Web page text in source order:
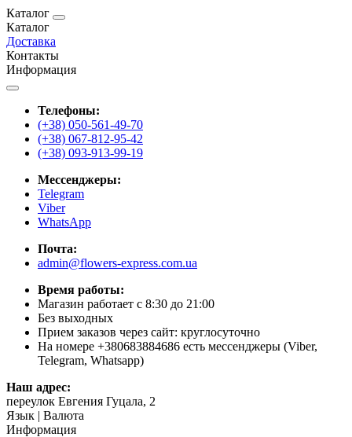
Каталог
Каталог
Доставка
Контакты
Информация
Телефоны:
(+38) 050-561-49-70
(+38) 067-812-95-42
(+38) 093-913-99-19
Мессенджеры:
Telegram
Viber
WhatsApp
Почта:
admin@flowers-express.com.ua
Время работы:
Магазин работает с 8:30 до 21:00
Без выходных
Прием заказов через сайт: круглосуточно
На номере +380683884686 есть мессенджеры (Viber,
Telegram, Whatsapp)
Наш адрес:
переулок Евгения Гуцала, 2
Язык | Валюта
Информация